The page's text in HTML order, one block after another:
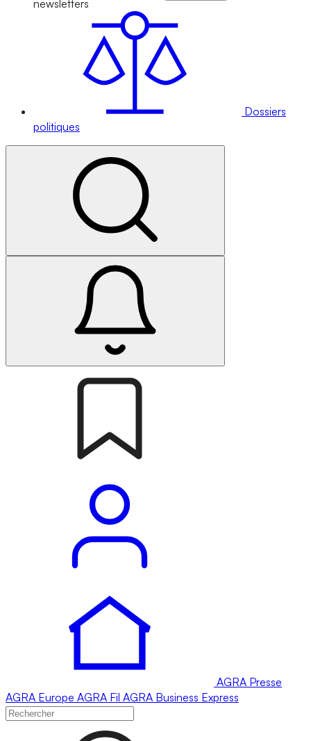
newsletters
Dossiers
politiques
AGRA Presse
AGRA Europe AGRA Fil AGRA Business Express